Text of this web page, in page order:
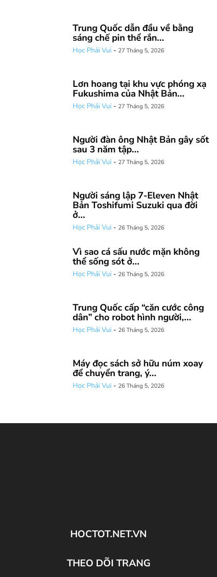
Trung Quốc dẫn đầu về bằng
sáng chế pin thể rắn...
Học Phải Vui - 27 Tháng 5, 2026
Lơn hoang tại khu vực phóng xạ
Fukushima của Nhật Bản...
Học Phải Vui - 27 Tháng 5, 2026
Người đàn ông Nhật Bản gây sốt
sau 3 năm tập...
Học Phải Vui - 27 Tháng 5, 2026
Người sáng lập 7-Eleven Nhật
Bản Toshifumi Suzuki qua đời
ở...
Học Phải Vui - 26 Tháng 5, 2026
Vì sao cá sấu nước mặn không
thể sống sót ở...
Học Phải Vui - 26 Tháng 5, 2026
Trung Quốc cấp “căn cước công
dân” cho robot hình người,...
Học Phải Vui - 26 Tháng 5, 2026
Máy đọc sách sở hữu núm xoay
để chuyển trang, ý...
Học Phải Vui - 26 Tháng 5, 2026
HOCTOT.NET.VN
THEO DÕI TRANG